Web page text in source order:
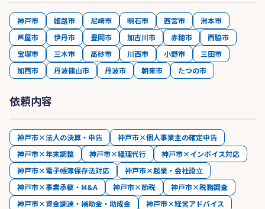
神戸市 姫路市 尼崎市 明石市 西宮市
洲本市
芦屋市
伊丹市 豊岡市 加古川市 赤穂市
西脇市
宝塚市
三木市 高砂市 川西市 小野市
三田市
加西市
丹波篠山市 丹波市 朝来市 たつの市
依頼内容
神戸市×法人の決算・申告
神戸市×個人事業主の確定申告
神戸市×年末調整
神戸市×経理代行
神戸市×インボイス対応
神戸市×電子帳簿保存法対応
神戸市×起業・会社設立
神戸市×事業承継・M&A
神戸市×節税
神戸市×税務調査
神戸市×資金調達・補助金・助成金
神戸市×経営アドバイス